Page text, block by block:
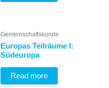
Gemeinschaftskunde
Europas Teilräume I:
Südeuropa
Read more